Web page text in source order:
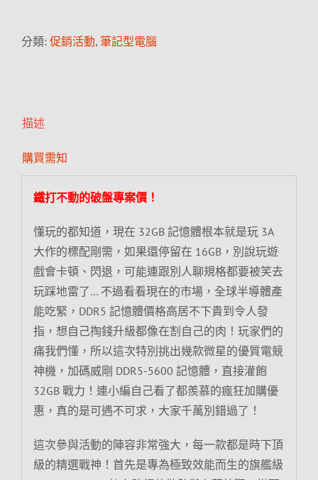
分類: 促銷活動, 筆記型電腦
描述
購買需知
鐵打不動的破盤專案價！
懂玩的都知道，現在 32GB 記憶體根本就是玩 3A
大作的標配剛需，如果還停留在 16GB，別說玩遊
戲會卡頓、閃退，可能連跟別人聊規格都要被笑去
玩踩地雷了… 不過看看現在的市場，全球半導體產
能吃緊，DDR5 記憶體價格高居不下貴到令人發
指，想自己掏錢升級都像在割自己的肉！玩家們的
痛我們懂，所以這次特別挑出幾款微星的優質電競
神機，加碼威剛 DDR5-5600 記憶體，直接灌飽
32GB 戰力！連小編自己看了都羨慕的瘋狂加購優
惠，真的是可遇不可求，大家千萬別錯過了！
這次參與活動的陣容非常強大，每一款都是時下頂
級的精選戰神！首先是專為極致效能而生的旗艦級